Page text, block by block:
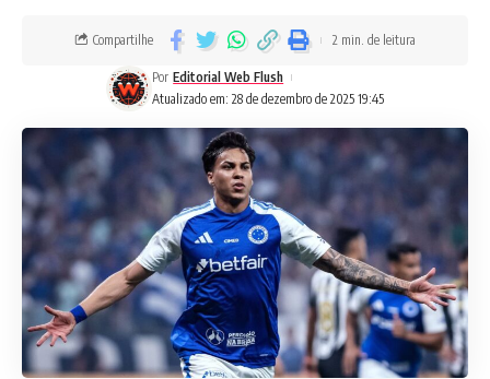
Atualizado em: 28 de dezembro de 2025 19:45
Por Editorial Web Flush
Compartilhe 2 min. de leitura